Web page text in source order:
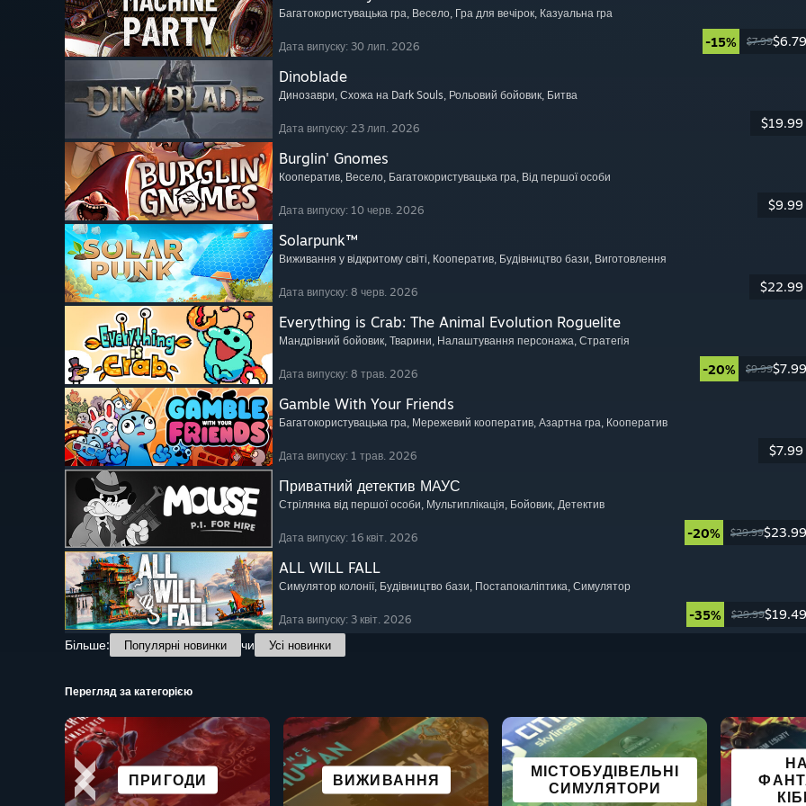
Багатокористувацька гра, Весело, Гра для вечірок, Казуальна гра
Дата випуску: 30 лип. 2026 -15% $7.99$6.79
Dinoblade
Динозаври, Схожа на Dark Souls, Рольовий бойовик, Битва
Дата випуску: 23 лип. 2026 $19.99
Burglin' Gnomes
Кооператив, Весело, Багатокористувацька гра, Від першої особи
Дата випуску: 10 черв. 2026 $9.99
Solarpunk™
Виживання у відкритому світі, Кооператив, Будівництво бази, Виготовлення
Дата випуску: 8 черв. 2026 $22.99
Everything is Crab: The Animal Evolution Roguelite
Мандрівний бойовик, Тварини, Налаштування персонажа, Стратегія
Дата випуску: 8 трав. 2026 -20% $9.99$7.99
Gamble With Your Friends
Багатокористувацька гра, Мережевий кооператив, Азартна гра, Кооператив
Дата випуску: 1 трав. 2026 $7.99
Приватний детектив МАУС
Стрілянка від першої особи, Мультиплікація, Бойовик, Детектив
Дата випуску: 16 квіт. 2026 -20% $29.99$23.99
ALL WILL FALL
Симулятор колонії, Будівництво бази, Постапокаліптика, Симулятор
Дата випуску: 3 квіт. 2026 -35% $29.99$19.49
Більше:
Популярні новинки чи Усі новинки
Перегляд за категорією
ПРИГОДИ ВИЖИВАННЯ
МІСТОБУДІВЕЛЬНІ
СИМУЛЯТОРИ
ВІЗУАЛЬНІ НОВЕЛИ ВІДКРИТИЙ СВІТ ГОЛОВОЛОМКИ
РОЛЬОВІ БОЙОВИКИ ЖАХИ
ГЛИБОКИЙ СЮЖЕТ КАЗУАЛЬНІ ІГРИ ПЕРЕГОНИ